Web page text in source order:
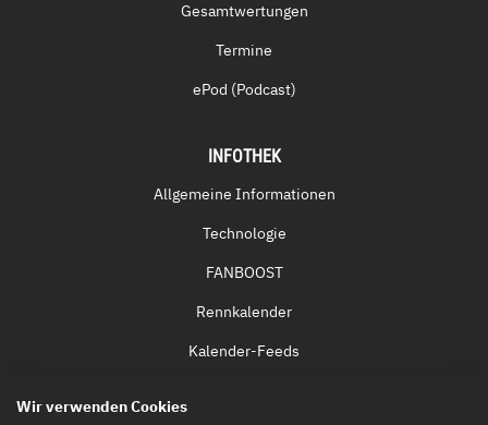
Gesamtwertungen
Termine
ePod (Podcast)
INFOTHEK
Allgemeine Informationen
Technologie
FANBOOST
Rennkalender
Kalender-Feeds
Wir verwenden Cookies